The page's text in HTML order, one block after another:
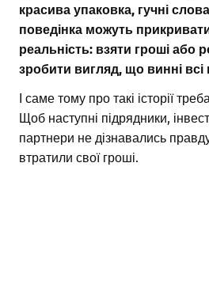
красива упаковка, гучні
поведінка можуть
реальність: взяти гроші або
зробити вигляд, що винні всі
І саме тому про такі історії
Щоб наступні підрядники,
партнери не дізнавались
втратили свої гроші.